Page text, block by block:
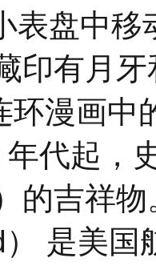
表盘中
印有月
环漫画
年代起，
的吉祥
是美国